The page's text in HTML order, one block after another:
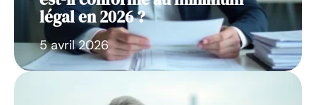
légal en 2026 ?
5 avril 2026